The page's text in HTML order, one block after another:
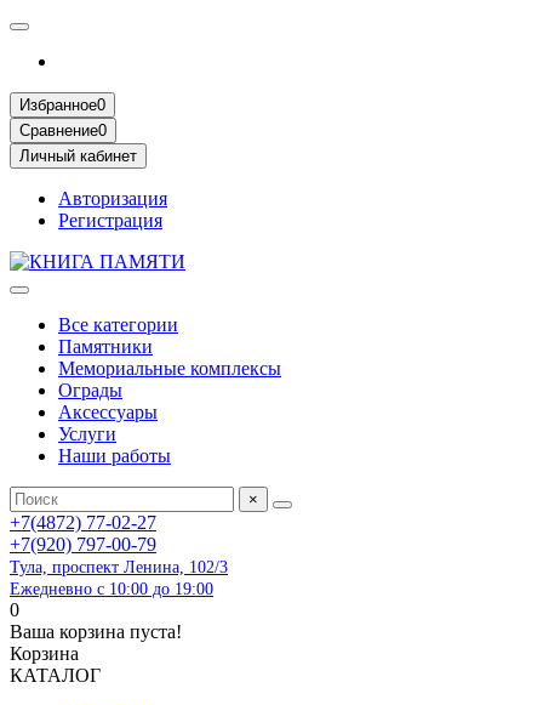
Избранное0
Сравнение0
Личный кабинет
Авторизация
Регистрация
Все категории
Памятники
Мемориальные комплексы
Ограды
Аксессуары
Услуги
Наши работы
×
+7(4872) 77-02-27
+7(920) 797-00-79
Тула, проспект Ленина, 102/3
Ежедневно с 10:00 до 19:00
0
Ваша корзина пуста!
Корзина
КАТАЛОГ